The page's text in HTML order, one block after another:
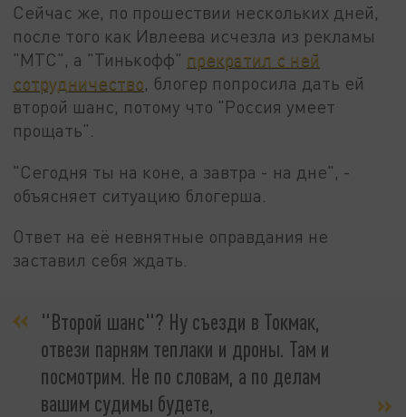
Сейчас же, по прошествии нескольких дней,
после того как Ивлеева исчезла из рекламы
"МТС", а "Тинькофф" прекратил с ней
сотрудничество, блогер попросила дать ей
второй шанс, потому что "Россия умеет
прощать".
"Сегодня ты на коне, а завтра - на дне", -
объясняет ситуацию блогерша.
Ответ на её невнятные оправдания не
заставил себя ждать.
"Второй шанс"? Ну съезди в Токмак,
отвези парням теплаки и дроны. Там и
посмотрим. Не по словам, а по делам
вашим судимы будете,